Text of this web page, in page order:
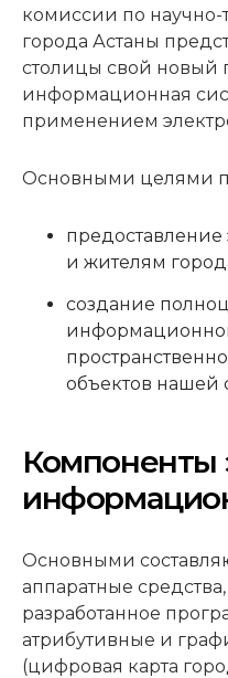
комиссии по научно-
города Астаны
столицы свой новый
информационная
применением
Основными целями
предоставление
и жителям
создание
объектов нашей
Компоненты
Основными
аппаратные
разработанное
атрибутивные и
(цифровая карта